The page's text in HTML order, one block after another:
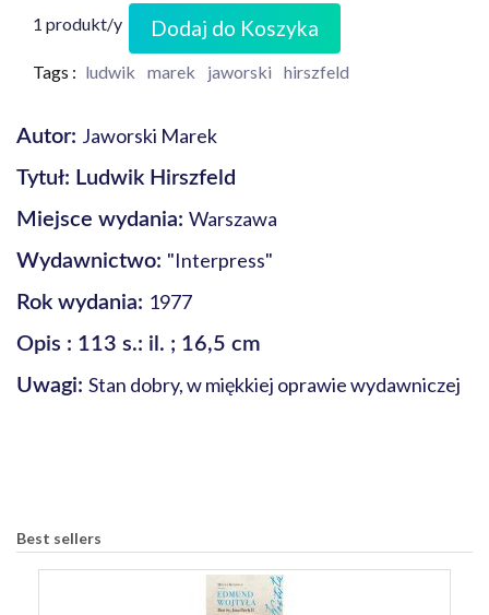
1 produkt/y Dodaj do Koszyka
Tags : ludwik marek jaworski hirszfeld
Autor: Jaworski Marek
Tytuł: Ludwik Hirszfeld
Miejsce wydania: Warszawa
Wydawnictwo: "Interpress"
Rok wydania: 1977
Opis : 113 s.: il. ; 16,5 cm
Uwagi: Stan dobry, w miękkiej oprawie wydawniczej
Best sellers